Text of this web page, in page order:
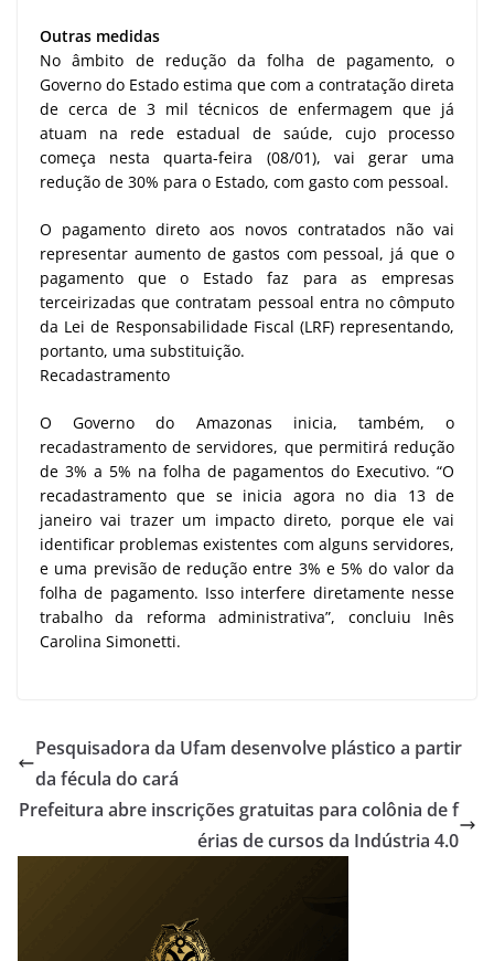
Outras medidas
No âmbito de redução da folha de pagamento, o
Governo do Estado estima que com a contratação direta
de cerca de 3 mil técnicos de enfermagem que já
atuam na rede estadual de saúde, cujo processo
começa nesta quarta-feira (08/01), vai gerar uma
redução de 30% para o Estado, com gasto com pessoal.
O pagamento direto aos novos contratados não vai
representar aumento de gastos com pessoal, já que o
pagamento que o Estado faz para as empresas
terceirizadas que contratam pessoal entra no cômputo
da Lei de Responsabilidade Fiscal (LRF) representando,
portanto, uma substituição.
Recadastramento
O Governo do Amazonas inicia, também, o
recadastramento de servidores, que permitirá redução
de 3% a 5% na folha de pagamentos do Executivo. “O
recadastramento que se inicia agora no dia 13 de
janeiro vai trazer um impacto direto, porque ele vai
identificar problemas existentes com alguns servidores,
e uma previsão de redução entre 3% e 5% do valor da
folha de pagamento. Isso interfere diretamente nesse
trabalho da reforma administrativa”, concluiu Inês
Carolina Simonetti.
Pesquisadora da Ufam desenvolve plástico a partir
da fécula do cará
Prefeitura abre inscrições gratuitas para colônia de f
érias de cursos da Indústria 4.0